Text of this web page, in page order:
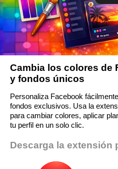
Cambia los colores de
y fondos únicos
Personaliza Facebook
fondos exclusivos. Usa la
para cambiar colores, aplicar
tu perfil en un solo clic.
Descarga la extensión